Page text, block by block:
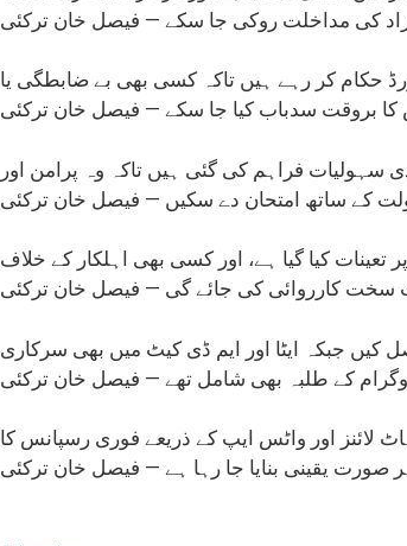
حکام کر رہے ہیں تاکہ کسی بھی بے ضابطگی یا
بروقت سدباب کیا جا سکے — فیصل خان ترکئی
سہولیات فراہم کی گئی ہیں تاکہ وہ پرامن اور
کے ساتھ امتحان دے سکیں — فیصل خان ترکئی
تعینات کیا گیا ہے، اور کسی بھی اہلکار کے خلاف
سخت کارروائی کی جائے گی — فیصل خان ترکئی
پوزیشنز حاصل کیں جبکہ ایٹا اور ایم ڈی کیٹ میں بھی سرکاری
کے طلبہ بھی شامل تھے — فیصل خان ترکئی
لائنز اور واٹس ایپ کے ذریعے فوری رسپانس کا
یقینی بنایا جا رہا ہے — فیصل خان ترکئی